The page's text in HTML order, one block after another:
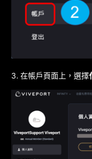
3. 在帳戶頁面上，選擇